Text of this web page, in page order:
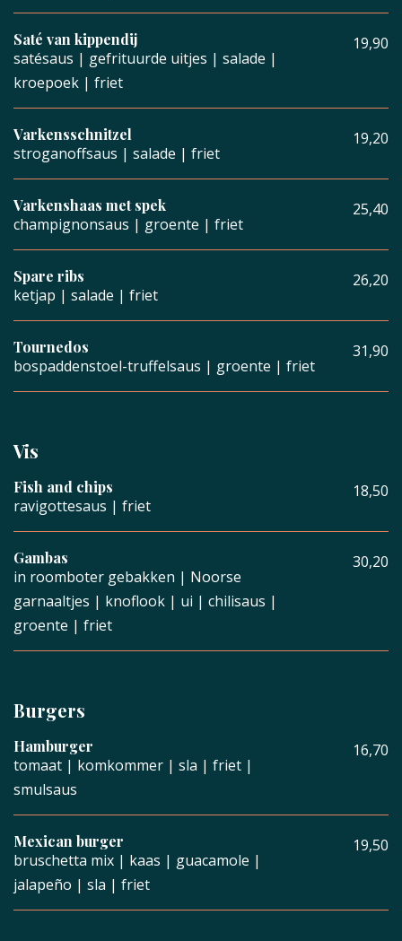
Saté van kippendij 19,90
satésaus | gefrituurde uitjes | salade |
kroepoek | friet
Varkensschnitzel 19,20
stroganoffsaus | salade | friet
Varkenshaas met spek 25,40
champignonsaus | groente | friet
Spare ribs 26,20
ketjap | salade | friet
Tournedos 31,90
bospaddenstoel-truffelsaus | groente | friet
Vis
Fish and chips 18,50
ravigottesaus | friet
Gambas 30,20
in roomboter gebakken | Noorse
garnaaltjes | knoflook | ui | chilisaus |
groente | friet
Burgers
Hamburger 16,70
tomaat | komkommer | sla | friet |
smulsaus
Mexican burger 19,50
bruschetta mix | kaas | guacamole |
jalapeño | sla | friet